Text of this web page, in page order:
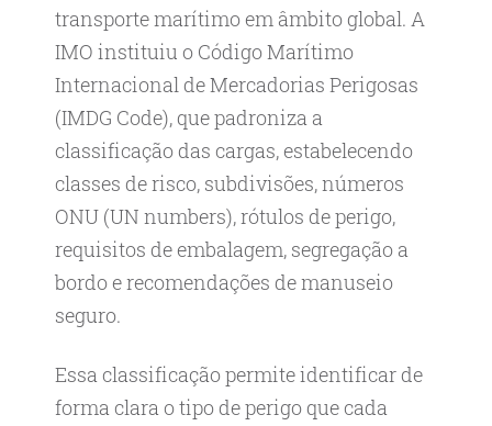
transporte marítimo em âmbito global. A
IMO instituiu o Código Marítimo
Internacional de Mercadorias Perigosas
(IMDG Code), que padroniza a
classificação das cargas, estabelecendo
classes de risco, subdivisões, números
ONU (UN numbers), rótulos de perigo,
requisitos de embalagem, segregação a
bordo e recomendações de manuseio
seguro.
Essa classificação permite identificar de
forma clara o tipo de perigo que cada